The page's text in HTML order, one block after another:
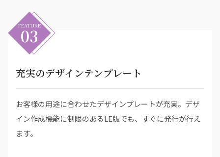
FEATURE
03
充実のデザインテンプレート
お客様の用途に合わせたデザインプレートが充実。デザ
イン作成機能に制限のあるLE版でも、すぐに発行が行え
ます。